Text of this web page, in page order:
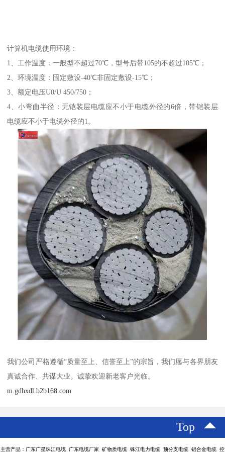
计算机电缆使用环境：
1、工作温度：一般型不超过70℃，型号后带105的不超过105℃；
2、环境温度：固定敷设-40℃非固定敷设-15℃；
3、额定电压U0/U 450/750；
4、小弯曲半径：无铠装层电缆应不小于电缆外径的6倍，带铠装层
电缆应不小于电缆外径的1。
我们公司严格遵循“质量至上、信誉至上”的宗旨，我们愿与各界朋友
真诚合作、共谋大业。诚挚欢迎新老客户光临。
m.gdhxdl.b2b168.com
Top
主营产品：广东广星珠江电缆 广东电缆厂家 矿物质电缆 铢江电力电缆 预分支电缆 铝合金电缆 控